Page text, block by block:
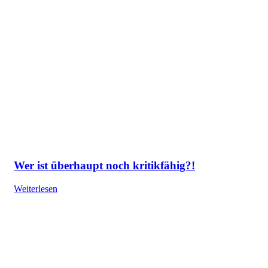
Wer ist überhaupt noch kritikfähig?!
Weiterlesen